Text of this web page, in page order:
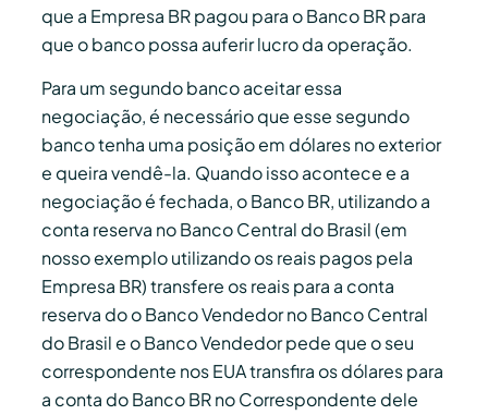
que a Empresa BR pagou para o Banco BR para
que o banco possa auferir lucro da operação.
Para um segundo banco aceitar essa
negociação, é necessário que esse segundo
banco tenha uma posição em dólares no exterior
e queira vendê-la. Quando isso acontece e a
negociação é fechada, o Banco BR, utilizando a
conta reserva no Banco Central do Brasil (em
nosso exemplo utilizando os reais pagos pela
Empresa BR) transfere os reais para a conta
reserva do o Banco Vendedor no Banco Central
do Brasil e o Banco Vendedor pede que o seu
correspondente nos EUA transfira os dólares para
a conta do Banco BR no Correspondente dele